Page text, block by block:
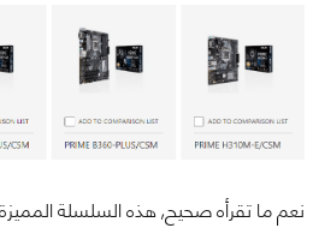
نعم ما تقرأه صحيح, هذه السلسلة